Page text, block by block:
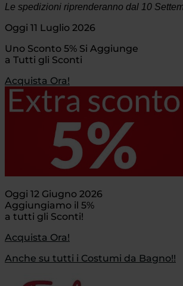
Le spedizioni riprenderanno dal 10
Oggi 11 Luglio 2026
Uno Sconto 5% Si Aggiunge
a Tutti gli Sconti
Acquista Ora!
Oggi 12 Giugno 2026
Aggiungiamo il 5%
a tutti gli Sconti!
Acquista Ora!
Anche su tutti i Costumi da Bagno!!